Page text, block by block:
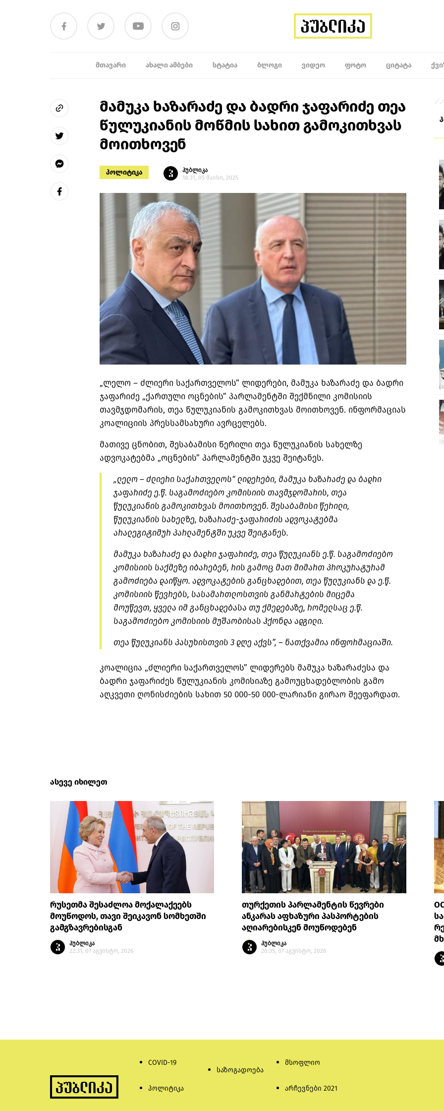
ᲛᲗᲐᲕᲐᲠᲘ ᲐᲮᲐᲚᲘ ᲐᲛᲑᲔᲑᲘ ᲡᲢᲐᲢᲘᲐ ᲑᲚᲝᲒᲘ ᲕᲘᲓᲔᲝ ᲤᲝᲢᲝ ᲪᲘᲢᲐᲢᲐ
მამუკა ხაზარაძე და ბადრი ჯაფარიძე თეა
წულუკიანის მოწმის სახით გამოკითხვას
მოითხოვენ
პოლიტიკა
პუბლიკა
18:31, 05 მაისი, 2025
„ლელო – ძლიერი საქართველოს” ლიდერები, მამუკა ხაზარაძე და ბადრი
ჯაფარიძე „ქართული ოცნების” პარლამენტში შექმნილი კომისიის
თავმჯდომარის, თეა წულუკიანის გამოკითხვას მოითხოვენ. ინფორმაციას
კოალიციის პრესსამსახური ავრცელებს.
მათივე ცნობით, შესაბამისი წერილი თეა წულუკიანის სახელზე
ადვოკატებმა „ოცნების” პარლამენტში უკვე შეიტანეს.
„ლელო – ძლიერი საქართველოს“ ლიდერები, მამუკა ხაზარაძე და ბადრი
ჯაფარიძე ე.წ. საგამოძიებო კომისიის თავმჯდომარის, თეა
წულუკიანის გამოკითხვას მოითხოვენ. შესაბამისი წერილი,
წულუკიანის სახელზე, ხაზარაძე-ჯაფარიძის ადვოკატებმა
არალეგიტიმურ პარლამენტში უკვე შეიტანეს.
მამუკა ხაზარაძე და ბადრი ჯაფარიძე, თეა წულუკიანს ე.წ. საგამოძიებო
კომისიის საქმეზე იბარებენ, რის გამოც მათ მიმართ პროკურატურამ
გამოძიება დაიწყო. ადვოკატების განცხადებით, თეა წულუკიანს და ე.წ.
კომისიის წევრებს, სასამართლოსთვის განმარტების მიცემა
მოუწევთ, ყველა იმ განცხადებასა თუ ქმედებაზე, რომელსაც ე.წ.
საგამოძიებო კომისიის მუშაობისას ჰქონდა ადგილი.
თეა წულუკიანს პასუხისთვის 3 დღე აქვს”, – ნათქვამია ინფორმაციაში.
კოალიცია „ძლიერი საქართველოს” ლიდერებს მამუკა ხაზარაძესა და
ბადრი ჯაფარიძეს წულუკიანის კომისიაზე გამოუცხადებლობის გამო
აღკვეთი ღონისძიების სახით 50 000-50 000-ლარიანი გირაო შეეფარდათ.
ასევე იხილეთ
რუსეთმა შესაძლოა მოქალაქეებს
მოუწოდოს, თავი შეიკავონ სომხეთში
გამგზავრებისგან
პუბლიკა
22:31, 07 აგვისტო, 2026
თურქეთის პარლამენტის წევრები
ანკარას აფხაზური პასპორტების
აღიარებისკენ მოუწოდებენ
პუბლიკა
20:35, 07 აგვისტო, 2026
COVID-19
პოლიტიკა
საზოგადოება
მსოფლიო
არჩევნები 2021